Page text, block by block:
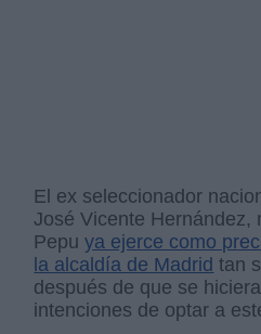
El ex seleccionador
José Vicente Hernández,
Pepuya ejerce como
la alcaldía de Madrid tan
después de que se
intenciones de optar a